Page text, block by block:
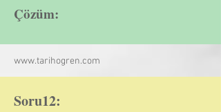
Çözüm:
www.tarihogren.com
Soru12: